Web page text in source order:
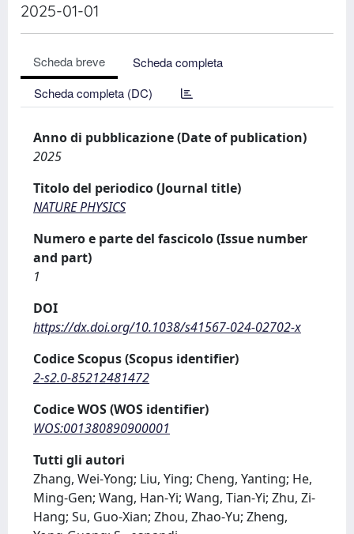
2025-01-01
Scheda breve
Scheda completa
Scheda completa (DC)
Anno di pubblicazione (Date of publication)
2025
Titolo del periodico (Journal title)
NATURE PHYSICS
Numero e parte del fascicolo (Issue number
and part)
1
DOI
https://dx.doi.org/10.1038/s41567-024-02702-x
Codice Scopus (Scopus identifier)
2-s2.0-85212481472
Codice WOS (WOS identifier)
WOS:001380890900001
Tutti gli autori
Zhang, Wei-Yong; Liu, Ying; Cheng, Yanting; He,
Ming-Gen; Wang, Han-Yi; Wang, Tian-Yi; Zhu, Zi-
Hang; Su, Guo-Xian; Zhou, Zhao-Yu; Zheng,